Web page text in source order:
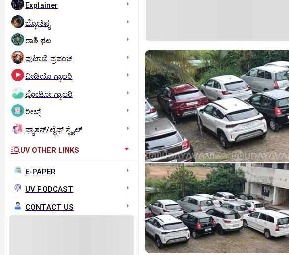
Explainer
ಜ್ಯೋತಿಷ್ಯ
ರಾಶಿ ಫಲ
ಪುಟಾಣಿ ಪ್ರಪಂಚ
ವೀಡಿಯೊ ಗ್ಯಾಲರಿ
ಫೋಟೋ ಗ್ಯಾಲರಿ
ರೀಲ್ಸ್
ಫ್ಯಾಶನ್/ಲೈಫ್‌ ಸ್ಟೈಲ್
UV OTHER LINKS
E-PAPER
UV PODCAST
CONTACT US